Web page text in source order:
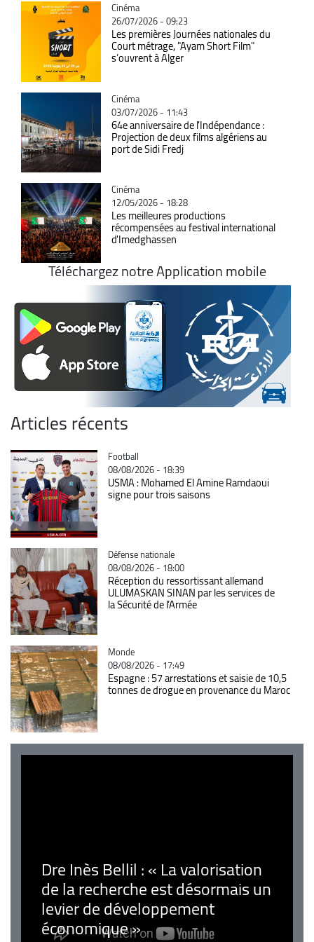
Catégorie
Cinéma
26/07/2026 - 09:23
Les premières Journées nationales du
Court métrage, "Ayam Short Film"
s’ouvrent à Alger
Catégorie
Cinéma
03/07/2026 - 11:43
64e anniversaire de l'Indépendance :
Projection de deux films algériens au
port de Sidi Fredj
Catégorie
Cinéma
12/05/2026 - 18:28
Les meilleures productions
récompensées au festival international
d'Imedghassen
Téléchargez notre Application mobile
Articles récents
Catégorie
Football
08/08/2026 - 18:39
USMA : Mohamed El Amine Ramdaoui
signe pour trois saisons
Catégorie
Défense nationale
08/08/2026 - 18:00
Réception du ressortissant allemand
ULUMASKAN SINAN par les services de
la Sécurité de l’Armée
Catégorie
Monde
08/08/2026 - 17:49
Espagne : 57 arrestations et saisie de 10,5
tonnes de drogue en provenance du Maroc
Dre Inès Bellil : « La valorisation
de la recherche est désormais un
levier de développement
économique »